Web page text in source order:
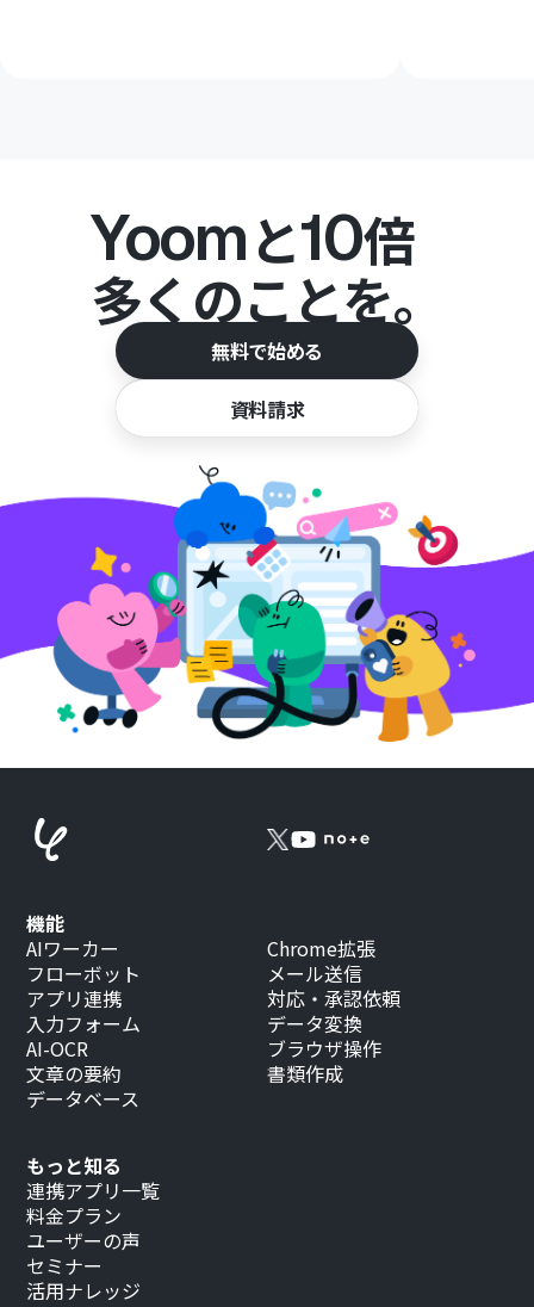
Yoomと10倍
多くのことを。
無料で始める
資料請求
もっと知る
連携アプリ一覧
料金プラン
ユーザーの声
セミナー
活用ナレッジ
機能
AIワーカー
フローボット
アプリ連携
入力フォーム
AI-OCR
文章の要約
データベース
Chrome拡張
メール送信
対応・承認依頼
データ変換
ブラウザ操作
書類作成